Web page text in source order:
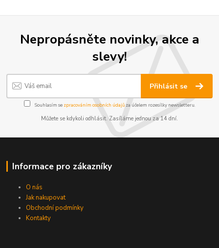
Nepropásněte novinky, akce a
slevy!
Přihlásit se
Souhlasím se zpracováním osobních údajůza účelem rozesílky newsletteru.
Můžete se kdykoli odhlásit. Zasíláme jednou za 14 dní.
Informace pro zákazníky
O nás
Jak nakupovat
Obchodní podmínky
Kontakty